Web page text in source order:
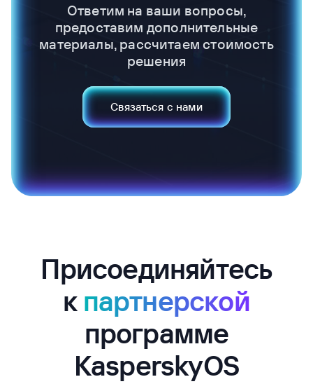
Ответим на ваши вопросы,
предоставим дополнительные
материалы, рассчитаем стоимость
решения
Связаться с нами
Присоединяйтесь
к партнерской
программе
KasperskyOS